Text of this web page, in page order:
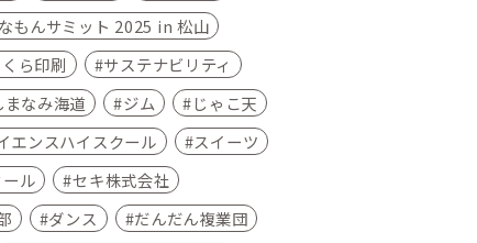
もんサミット 2025 in 松山
ら印刷
サステナビリティ
まなみ海道 ジム
じゃこ天
エンスハイスクール
スイーツ
ル
セキ株式会社
ダンス
だんだん複業団